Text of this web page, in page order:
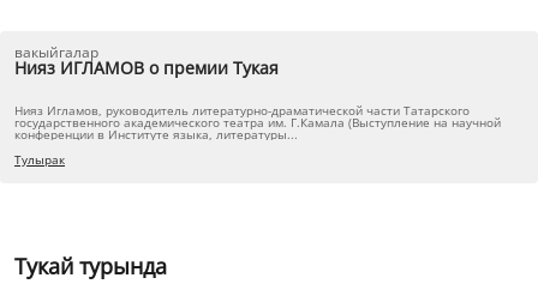
вакыйгалар
Нияз ИГЛАМОВ о премии Тукая
Нияз Игламов, руководитель литературно-драматической части Татарского
государственного академического театра им. Г.Камала (Выступление на научной
конференции в Институте языка, литературы...
Тулырак
Тукай турында